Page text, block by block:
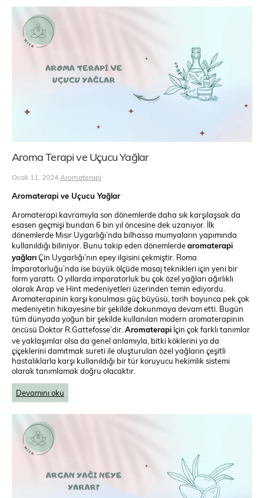
Aroma Terapi ve Uçucu Yağlar
Ocak 11, 2024 Aromaterapi
Aromaterapi ve Uçucu Yağlar
Aromaterapi kavramıyla son dönemlerde daha sık karşılaşsak da
esasen geçmişi bundan 6 bin yıl öncesine dek uzanıyor. İlk
dönemlerde Mısır Uygarlığı’nda bilhassa mumyaların yapımında
kullanıldığı biliniyor. Bunu takip eden dönemlerdearomaterapi
yağlarıÇin Uygarlığı’nın epey ilgisini çekmiştir. Roma
İmparatorluğu’nda ise büyük ölçüde masaj teknikleri için yeni bir
form yarattı. O yıllarda imparatorluk bu çok özel yağları ağırlıklı
olarak Arap ve Hint medeniyetleri üzerinden temin ediyordu.
Aromaterapinin karşı konulması güç büyüsü, tarih boyunca pek çok
medeniyetin hikayesine bir şekilde dokunmaya devam etti. Bugün
tüm dünyada yoğun bir şekilde kullanılan modern aromaterapinin
öncüsü Doktor R.Gattefosse’dir. Aromaterapi İçin çok farklı tanımlar
ve yaklaşımlar olsa da genel anlamıyla, bitki köklerini ya da
çiçeklerini damıtmak sureti ile oluşturulan özel yağların çeşitli
hastalıklarla karşı kullanıldığı bir tür koruyucu hekimlik sistemi
olarak tanımlamak doğru olacaktır.
Devamını oku